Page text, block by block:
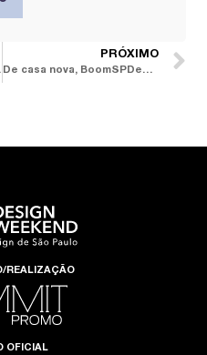
cidade
PRÓXIMO
De casa nova, BoomSPDesign traz exposição coletiva Design 2×2 e Designer do Ano
REALIZAÇÃO
OFICIAL